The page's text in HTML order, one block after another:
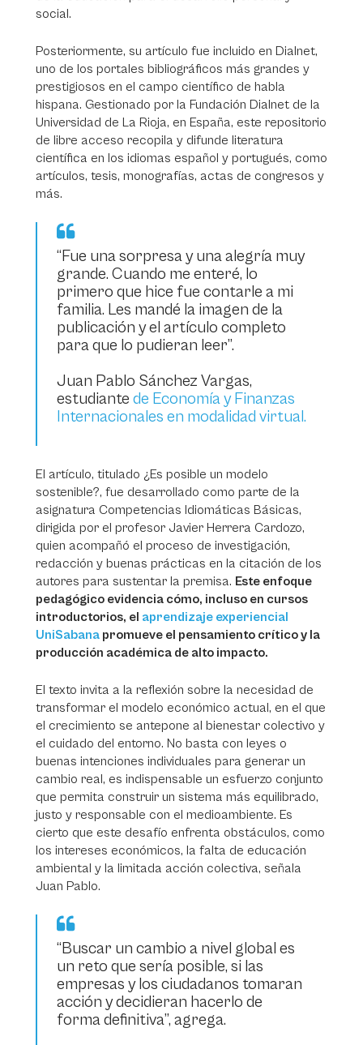
social.
Posteriormente, su artículo fue incluido en Dialnet,
uno de los portales bibliográficos más grandes y
prestigiosos en el campo científico de habla
hispana. Gestionado por la Fundación Dialnet de la
Universidad de La Rioja, en España, este repositorio
de libre acceso recopila y difunde literatura
científica en los idiomas español y portugués, como
artículos, tesis, monografías, actas de congresos y
más.
“Fue una sorpresa y una alegría muy
grande. Cuando me enteré, lo
primero que hice fue contarle a mi
familia. Les mandé la imagen de la
publicación y el artículo completo
para que lo pudieran leer”.
Juan Pablo Sánchez Vargas,
estudiante de Economía y Finanzas
Internacionales en modalidad virtual.
El artículo, titulado ¿Es posible un modelo
sostenible?, fue desarrollado como parte de la
asignatura Competencias Idiomáticas Básicas,
dirigida por el profesor Javier Herrera Cardozo,
quien acompañó el proceso de investigación,
redacción y buenas prácticas en la citación de los
autores para sustentar la premisa. Este enfoque
pedagógico evidencia cómo, incluso en cursos
introductorios, el aprendizaje experiencial
UniSabana promueve el pensamiento crítico y la
producción académica de alto impacto.
El texto invita a la reflexión sobre la necesidad de
transformar el modelo económico actual, en el que
el crecimiento se antepone al bienestar colectivo y
el cuidado del entorno. No basta con leyes o
buenas intenciones individuales para generar un
cambio real, es indispensable un esfuerzo conjunto
que permita construir un sistema más equilibrado,
justo y responsable con el medioambiente. Es
cierto que este desafío enfrenta obstáculos, como
los intereses económicos, la falta de educación
ambiental y la limitada acción colectiva, señala
Juan Pablo.
“Buscar un cambio a nivel global es
un reto que sería posible, si las
empresas y los ciudadanos tomaran
acción y decidieran hacerlo de
forma definitiva”, agrega.